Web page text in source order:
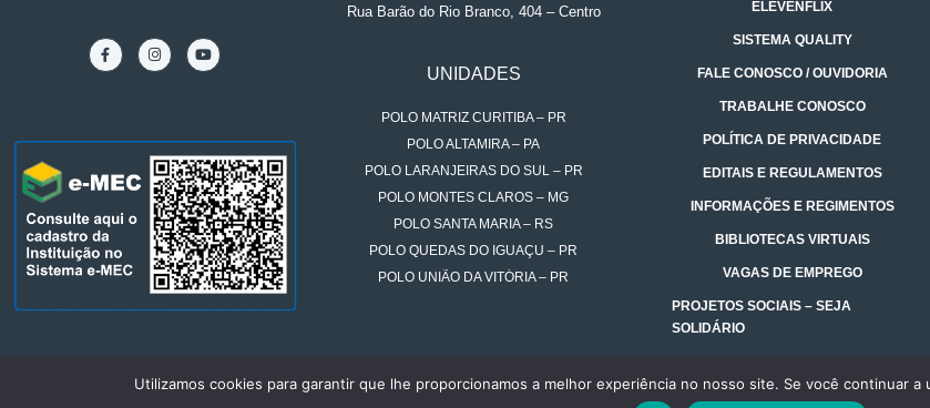
Rua Barão do Rio Branco, 404 – Centro
UNIDADES
POLO MATRIZ CURITIBA – PR
POLO ALTAMIRA – PA
POLO LARANJEIRAS DO SUL – PR
POLO MONTES CLAROS – MG
POLO SANTA MARIA – RS
POLO QUEDAS DO IGUAÇU – PR
POLO UNIÃO DA VITÓRIA – PR
ELEVENFLIX
SISTEMA QUALITY
FALE CONOSCO / OUVIDORIA
TRABALHE CONOSCO
POLÍTICA DE PRIVACIDADE
EDITAIS E REGULAMENTOS
INFORMAÇÕES E REGIMENTOS
BIBLIOTECAS VIRTUAIS
VAGAS DE EMPREGO
PROJETOS SOCIAIS – SEJA
SOLIDÁRIO
Utilizamos cookies para garantir que lhe proporcionamos a melhor experiência no nosso site. Se você continuar